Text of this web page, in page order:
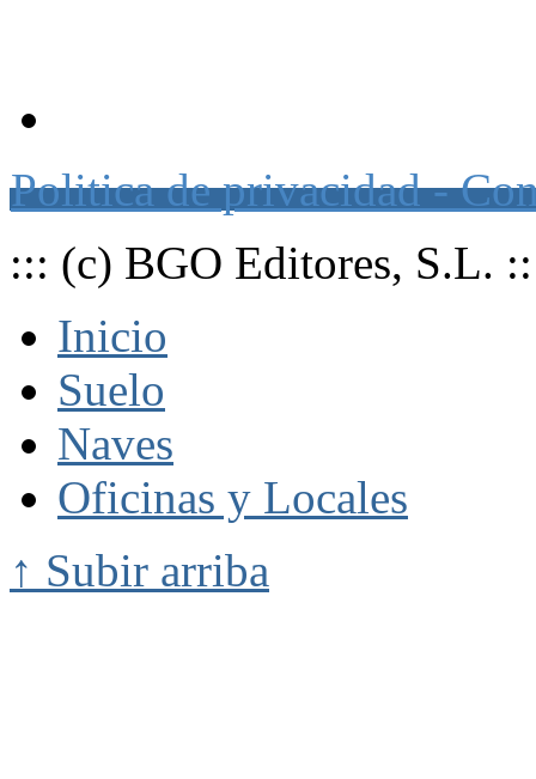
Politica de privacidad -
::: (c) BGO Editores, S.L.
Inicio
Suelo
Naves
Oficinas y Locales
↑ Subir arriba